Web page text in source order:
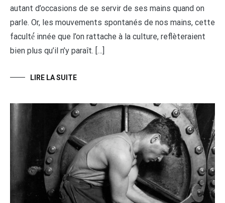
autant d’occasions de se servir de ses mains quand on
parle. Or, les mouvements spontanés de nos mains, cette
faculté́ innée que l’on rattache à la culture, reflèteraient
bien plus qu’il n’y paraît. […]
LIRE LA SUITE